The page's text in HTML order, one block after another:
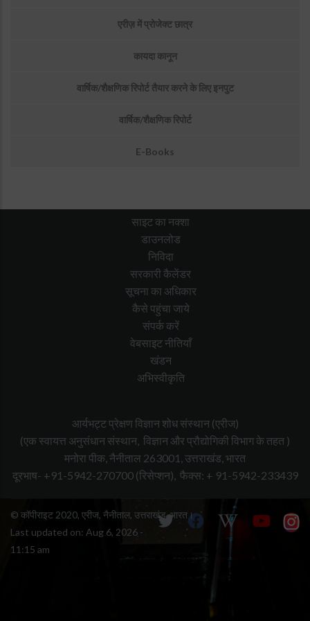
एरीज़ में प्रोजेक्ट छात्र
कायदा कानून
वार्षिक/शैक्षणिक रिपोर्ट तैयार करने के लिए इनपुट
वार्षिक/शैक्षणिक रिपोर्ट
E-Books
साइट का नक्शा
डाउनलोड
निविदा
सरकारी कैलेंडर
सूचना का अधिकार
कैसे पहुंचा जाये
संपर्क करें
वेबसाइट नीतियाँ
खंडन
अभिस्वीकृति
आर्यभट्ट प्रेक्षण विज्ञान शोध संस्थान (एरीज)
(एक स्वायत्त अनुसंधान संस्थान, विज्ञान और प्रौद्योगिकी विभाग के तहत )
मनोरा पीक, नैनीताल 263001, उत्तराखंड, भारत
दूरभाष- +91-5942-270700 (रिसेप्शन), फैक्स: + 91-5942-233439
© कॉपीराइट 2020, एरीज, नैनीताल, उत्तराखंड, भारत।
Last updated on: Aug 6, 2026 -
11:15 am